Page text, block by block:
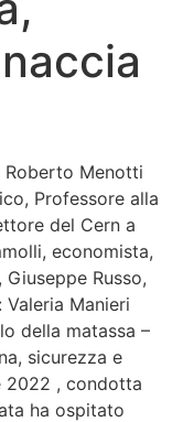
CERM
Roberto Menotti
Professore alla
del Cern a
economista,
Russo,
Manieri
della matassa –
sicurezza e
2022 , condotta
ha ospitato